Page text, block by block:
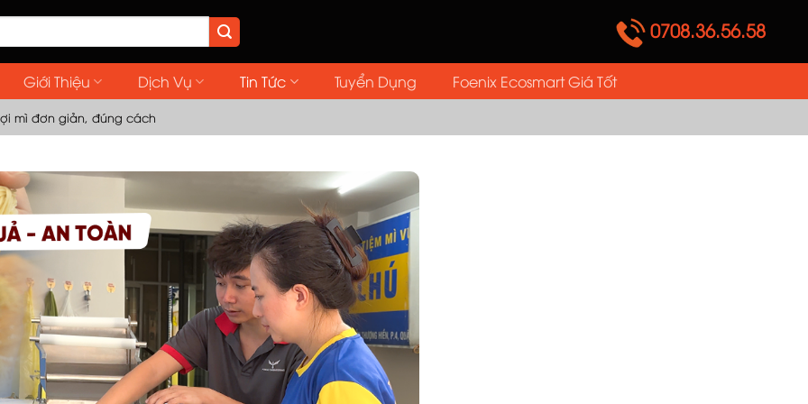
0708.36.56.58
Giới Thiệu Dịch Vụ Tin Tức Tuyển Dụng Foenix Ecosmart Giá Tốt
mì đơn giản, đúng cách